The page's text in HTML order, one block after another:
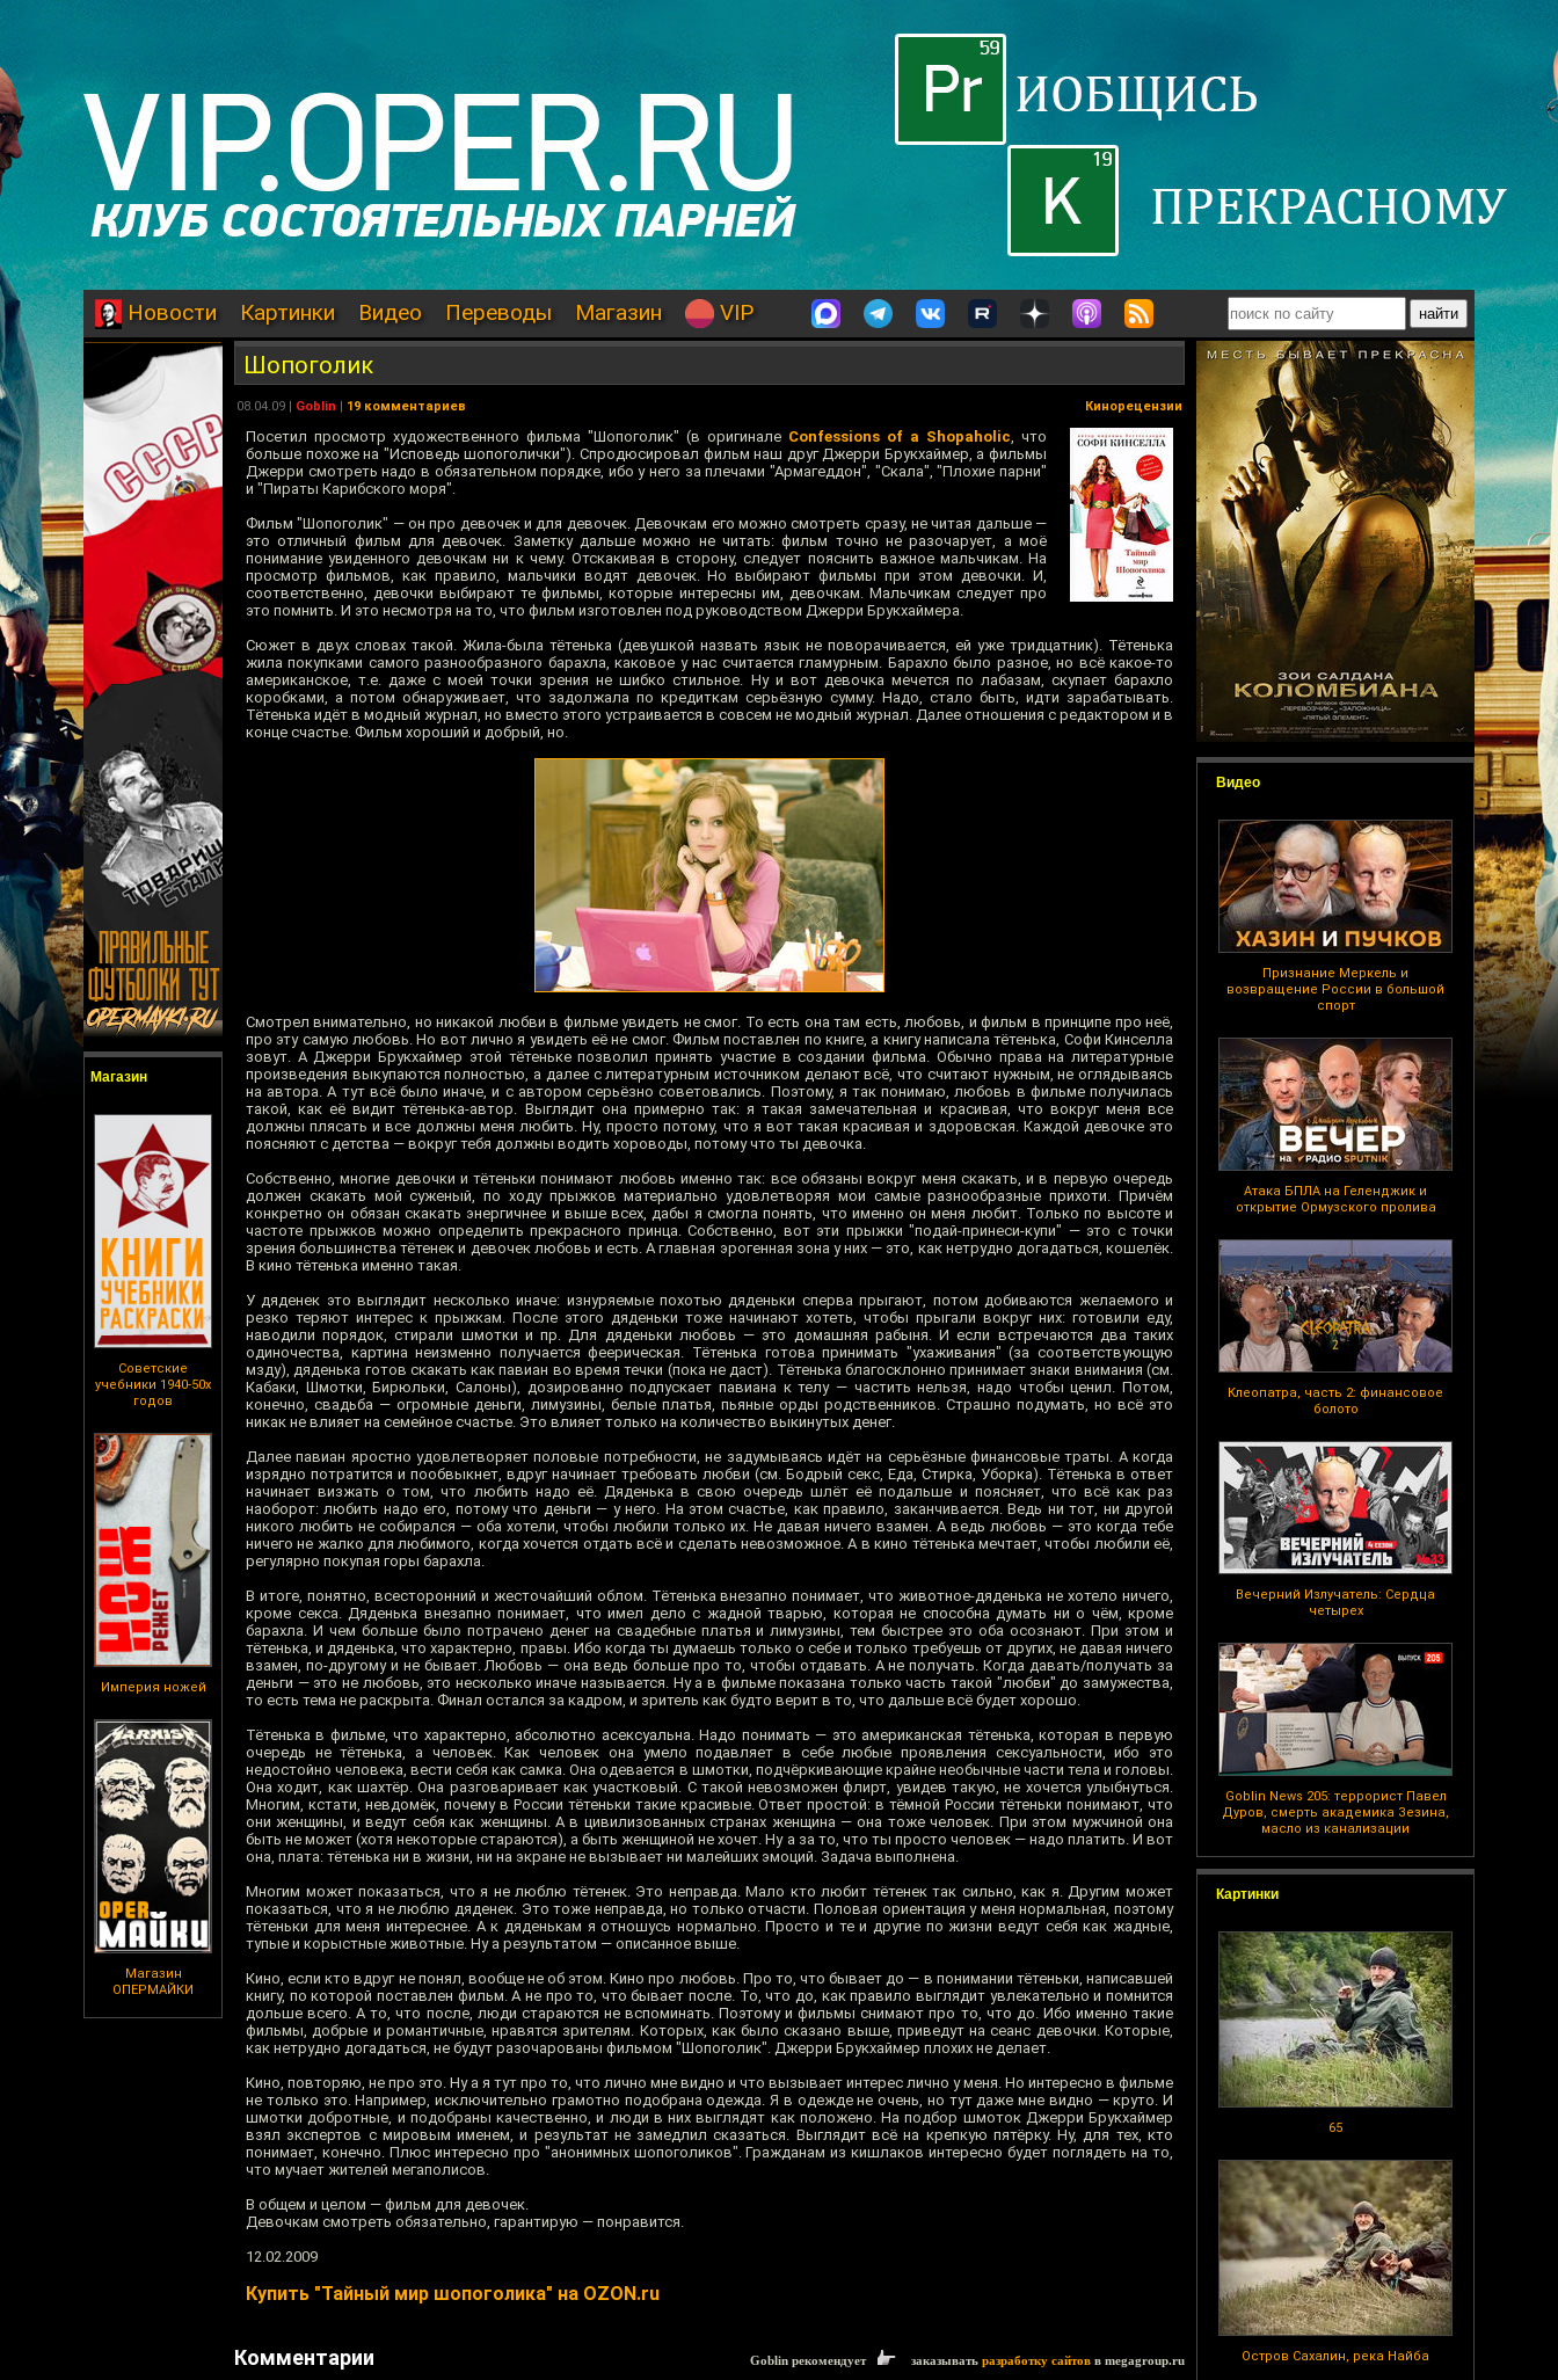
Новости Картинки Видео Переводы Магазин VIP
Магазин
Советские
учебники 1940-50х
годов
Империя ножей
Магазин
ОПЕРМАЙКИ
Видео
Признание Меркель и
возвращение России в большой
спорт
Атака БПЛА на Геленджик и
открытие Ормузского пролива
Клеопатра, часть 2: финансовое
болото
Вечерний Излучатель: Сердца
четырех
Goblin News 205: террорист Павел
Дуров, смерть академика Зезина,
масло из канализации
Картинки
65
Остров Сахалин, река Найба
Шопоголик
08.04.09 | Goblin | 19 комментариев Кинорецензии
Посетил просмотр художественного фильма "Шопоголик" (в оригинале Confessions of a Shopaholic, что
больше похоже на "Исповедь шопоголички"). Спродюсировал фильм наш друг Джерри Брукхаймер, а фильмы
Джерри смотреть надо в обязательном порядке, ибо у него за плечами "Армагеддон", "Скала", "Плохие парни"
и "Пираты Карибского моря".
Фильм "Шопоголик" — он про девочек и для девочек. Девочкам его можно смотреть сразу, не читая дальше —
это отличный фильм для девочек. Заметку дальше можно не читать: фильм точно не разочарует, а моё
понимание увиденного девочкам ни к чему. Отскакивая в сторону, следует пояснить важное мальчикам. На
просмотр фильмов, как правило, мальчики водят девочек. Но выбирают фильмы при этом девочки. И,
соответственно, девочки выбирают те фильмы, которые интересны им, девочкам. Мальчикам следует про
это помнить. И это несмотря на то, что фильм изготовлен под руководством Джерри Брукхаймера.
Сюжет в двух словах такой. Жила-была тётенька (девушкой назвать язык не поворачивается, ей уже тридцатник). Тётенька
жила покупками самого разнообразного барахла, каковое у нас считается гламурным. Барахло было разное, но всё какое-то
американское, т.е. даже с моей точки зрения не шибко стильное. Ну и вот девочка мечется по лабазам, скупает барахло
коробками, а потом обнаруживает, что задолжала по кредиткам серьёзную сумму. Надо, стало быть, идти зарабатывать.
Тётенька идёт в модный журнал, но вместо этого устраивается в совсем не модный журнал. Далее отношения с редактором и в
конце счастье. Фильм хороший и добрый, но.
Смотрел внимательно, но никакой любви в фильме увидеть не смог. То есть она там есть, любовь, и фильм в принципе про неё,
про эту самую любовь. Но вот лично я увидеть её не смог. Фильм поставлен по книге, а книгу написала тётенька, Софи Кинселла
зовут. А Джерри Брукхаймер этой тётеньке позволил принять участие в создании фильма. Обычно права на литературные
произведения выкупаются полностью, а далее с литературным источником делают всё, что считают нужным, не оглядываясь
на автора. А тут всё было иначе, и с автором серьёзно советовались. Поэтому, я так понимаю, любовь в фильме получилась
такой, как её видит тётенька-автор. Выглядит она примерно так: я такая замечательная и красивая, что вокруг меня все
должны плясать и все должны меня любить. Ну, просто потому, что я вот такая красивая и здоровская. Каждой девочке это
поясняют с детства — вокруг тебя должны водить хороводы, потому что ты девочка.
Собственно, многие девочки и тётеньки понимают любовь именно так: все обязаны вокруг меня скакать, и в первую очередь
должен скакать мой суженый, по ходу прыжков материально удовлетворяя мои самые разнообразные прихоти. Причём
конкретно он обязан скакать энергичнее и выше всех, дабы я смогла понять, что именно он меня любит. Только по высоте и
частоте прыжков можно определить прекрасного принца. Собственно, вот эти прыжки "подай-принеси-купи" — это с точки
зрения большинства тётенек и девочек любовь и есть. А главная эрогенная зона у них — это, как нетрудно догадаться, кошелёк.
В кино тётенька именно такая.
У дяденек это выглядит несколько иначе: изнуряемые похотью дяденьки сперва прыгают, потом добиваются желаемого и
резко теряют интерес к прыжкам. После этого дяденьки тоже начинают хотеть, чтобы прыгали вокруг них: готовили еду,
наводили порядок, стирали шмотки и пр. Для дяденьки любовь — это домашняя рабыня. И если встречаются два таких
одиночества, картина неизменно получается феерическая. Тётенька готова принимать "ухаживания" (за соответствующую
мзду), дяденька готов скакать как павиан во время течки (пока не даст). Тётенька благосклонно принимает знаки внимания (см.
Кабаки, Шмотки, Бирюльки, Салоны), дозированно подпускает павиана к телу — частить нельзя, надо чтобы ценил. Потом,
конечно, свадьба — огромные деньги, лимузины, белые платья, пьяные орды родственников. Страшно подумать, но всё это
никак не влияет на семейное счастье. Это влияет только на количество выкинутых денег.
Далее павиан яростно удовлетворяет половые потребности, не задумываясь идёт на серьёзные финансовые траты. А когда
изрядно потратится и пообвыкнет, вдруг начинает требовать любви (см. Бодрый секс, Еда, Стирка, Уборка). Тётенька в ответ
начинает визжать о том, что любить надо её. Дяденька в свою очередь шлёт её подальше и поясняет, что всё как раз
наоборот: любить надо его, потому что деньги — у него. На этом счастье, как правило, заканчивается. Ведь ни тот, ни другой
никого любить не собирался — оба хотели, чтобы любили только их. Не давая ничего взамен. А ведь любовь — это когда тебе
ничего не жалко для любимого, когда хочется отдать всё и сделать невозможное. А в кино тётенька мечтает, чтобы любили её,
регулярно покупая горы барахла.
В итоге, понятно, всесторонний и жесточайший облом. Тётенька внезапно понимает, что животное-дяденька не хотело ничего,
кроме секса. Дяденька внезапно понимает, что имел дело с жадной тварью, которая не способна думать ни о чём, кроме
барахла. И чем больше было потрачено денег на свадебные платья и лимузины, тем быстрее это оба осознают. При этом и
тётенька, и дяденька, что характерно, правы. Ибо когда ты думаешь только о себе и только требуешь от других, не давая ничего
взамен, по-другому и не бывает. Любовь — она ведь больше про то, чтобы отдавать. А не получать. Когда давать/получать за
деньги — это не любовь, это несколько иначе называется. Ну а в фильме показана только часть такой "любви" до замужества,
то есть тема не раскрыта. Финал остался за кадром, и зритель как будто верит в то, что дальше всё будет хорошо.
Тётенька в фильме, что характерно, абсолютно асексуальна. Надо понимать — это американская тётенька, которая в первую
очередь не тётенька, а человек. Как человек она умело подавляет в себе любые проявления сексуальности, ибо это
недостойно человека, вести себя как самка. Она одевается в шмотки, подчёркивающие крайне необычные части тела и головы.
Она ходит, как шахтёр. Она разговаривает как участковый. С такой невозможен флирт, увидев такую, не хочется улыбнуться.
Многим, кстати, невдомёк, почему в России тётеньки такие красивые. Ответ простой: в тёмной России тётеньки понимают, что
они женщины, и ведут себя как женщины. А в цивилизованных странах женщина — она тоже человек. При этом мужчиной она
быть не может (хотя некоторые стараются), а быть женщиной не хочет. Ну а за то, что ты просто человек — надо платить. И вот
она, плата: тётенька ни в жизни, ни на экране не вызывает ни малейших эмоций. Задача выполнена.
Многим может показаться, что я не люблю тётенек. Это неправда. Мало кто любит тётенек так сильно, как я. Другим может
показаться, что я не люблю дяденек. Это тоже неправда, но только отчасти. Половая ориентация у меня нормальная, поэтому
тётеньки для меня интереснее. А к дяденькам я отношусь нормально. Просто и те и другие по жизни ведут себя как жадные,
тупые и корыстные животные. Ну а результатом — описанное выше.
Кино, если кто вдруг не понял, вообще не об этом. Кино про любовь. Про то, что бывает до — в понимании тётеньки, написавшей
книгу, по которой поставлен фильм. А не про то, что бывает после. То, что до, как правило выглядит увлекательно и помнится
дольше всего. А то, что после, люди стараются не вспоминать. Поэтому и фильмы снимают про то, что до. Ибо именно такие
фильмы, добрые и романтичные, нравятся зрителям. Которых, как было сказано выше, приведут на сеанс девочки. Которые,
как нетрудно догадаться, не будут разочарованы фильмом "Шопоголик". Джерри Брукхаймер плохих не делает.
Кино, повторяю, не про это. Ну а я тут про то, что лично мне видно и что вызывает интерес лично у меня. Но интересно в фильме
не только это. Например, исключительно грамотно подобрана одежда. Я в одежде не очень, но тут даже мне видно — круто. И
шмотки добротные, и подобраны качественно, и люди в них выглядят как положено. На подбор шмоток Джерри Брукхаймер
взял экспертов с мировым именем, и результат не замедлил сказаться. Выглядит всё на крепкую пятёрку. Ну, для тех, кто
понимает, конечно. Плюс интересно про "анонимных шопоголиков". Гражданам из кишлаков интересно будет поглядеть на то,
что мучает жителей мегаполисов.
В общем и целом — фильм для девочек.
Девочкам смотреть обязательно, гарантирую — понравится.
12.02.2009
Купить "Тайный мир шопоголика" на OZON.ru
Комментарии Goblin рекомендует заказывать разработку сайтов в megagroup.ru